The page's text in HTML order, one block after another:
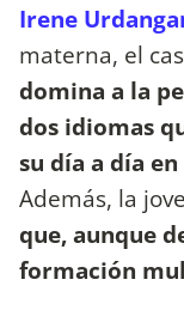
Irene
materna, el
domina a la
dos idiomas
su día a día
Además, la
que, aunque
formación